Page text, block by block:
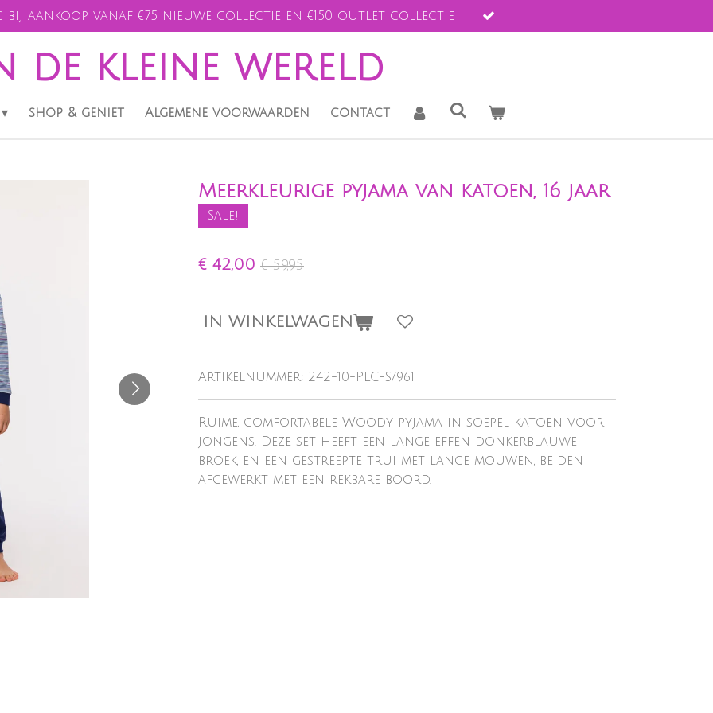
bij aankoop vanaf €75 nieuwe collectie en €150 outlet collectie
de kleine wereld
shop & geniet Algemene voorwaarden contact
Meerkleurige pyjama van katoen, 16 jaar
Sale!
€ 42,00 € 59,95
IN WINKELWAGEN
Artikelnummer: 242-10-PLC-S/961
Ruime, comfortabele Woody pyjama in soepel katoen voor
jongens. Deze set heeft een lange effen donkerblauwe
broek, en een gestreepte trui met lange mouwen, beiden
afgewerkt met een rekbare boord.